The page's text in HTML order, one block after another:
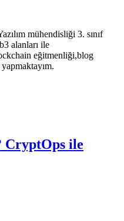
mühendisliği 3. sınıf
alanları ile
eğitmenliği,blog
CryptOps ile